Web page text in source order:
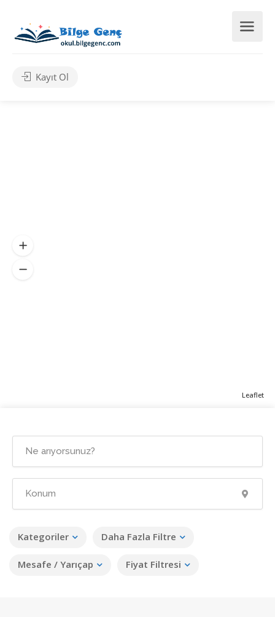
Kayıt Ol
Kategoriler Daha Fazla Filtre
Mesafe / Yarıçap Fiyat Filtresi
Leaflet